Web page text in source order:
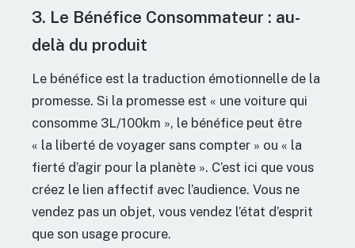
3. Le Bénéfice Consommateur : au-
delà du produit
Le bénéfice est la traduction émotionnelle de la
promesse. Si la promesse est « une voiture qui
consomme 3L/100km », le bénéfice peut être
« la liberté de voyager sans compter » ou « la
fierté d’agir pour la planète ». C’est ici que vous
créez le lien affectif avec l’audience. Vous ne
vendez pas un objet, vous vendez l’état d’esprit
que son usage procure.